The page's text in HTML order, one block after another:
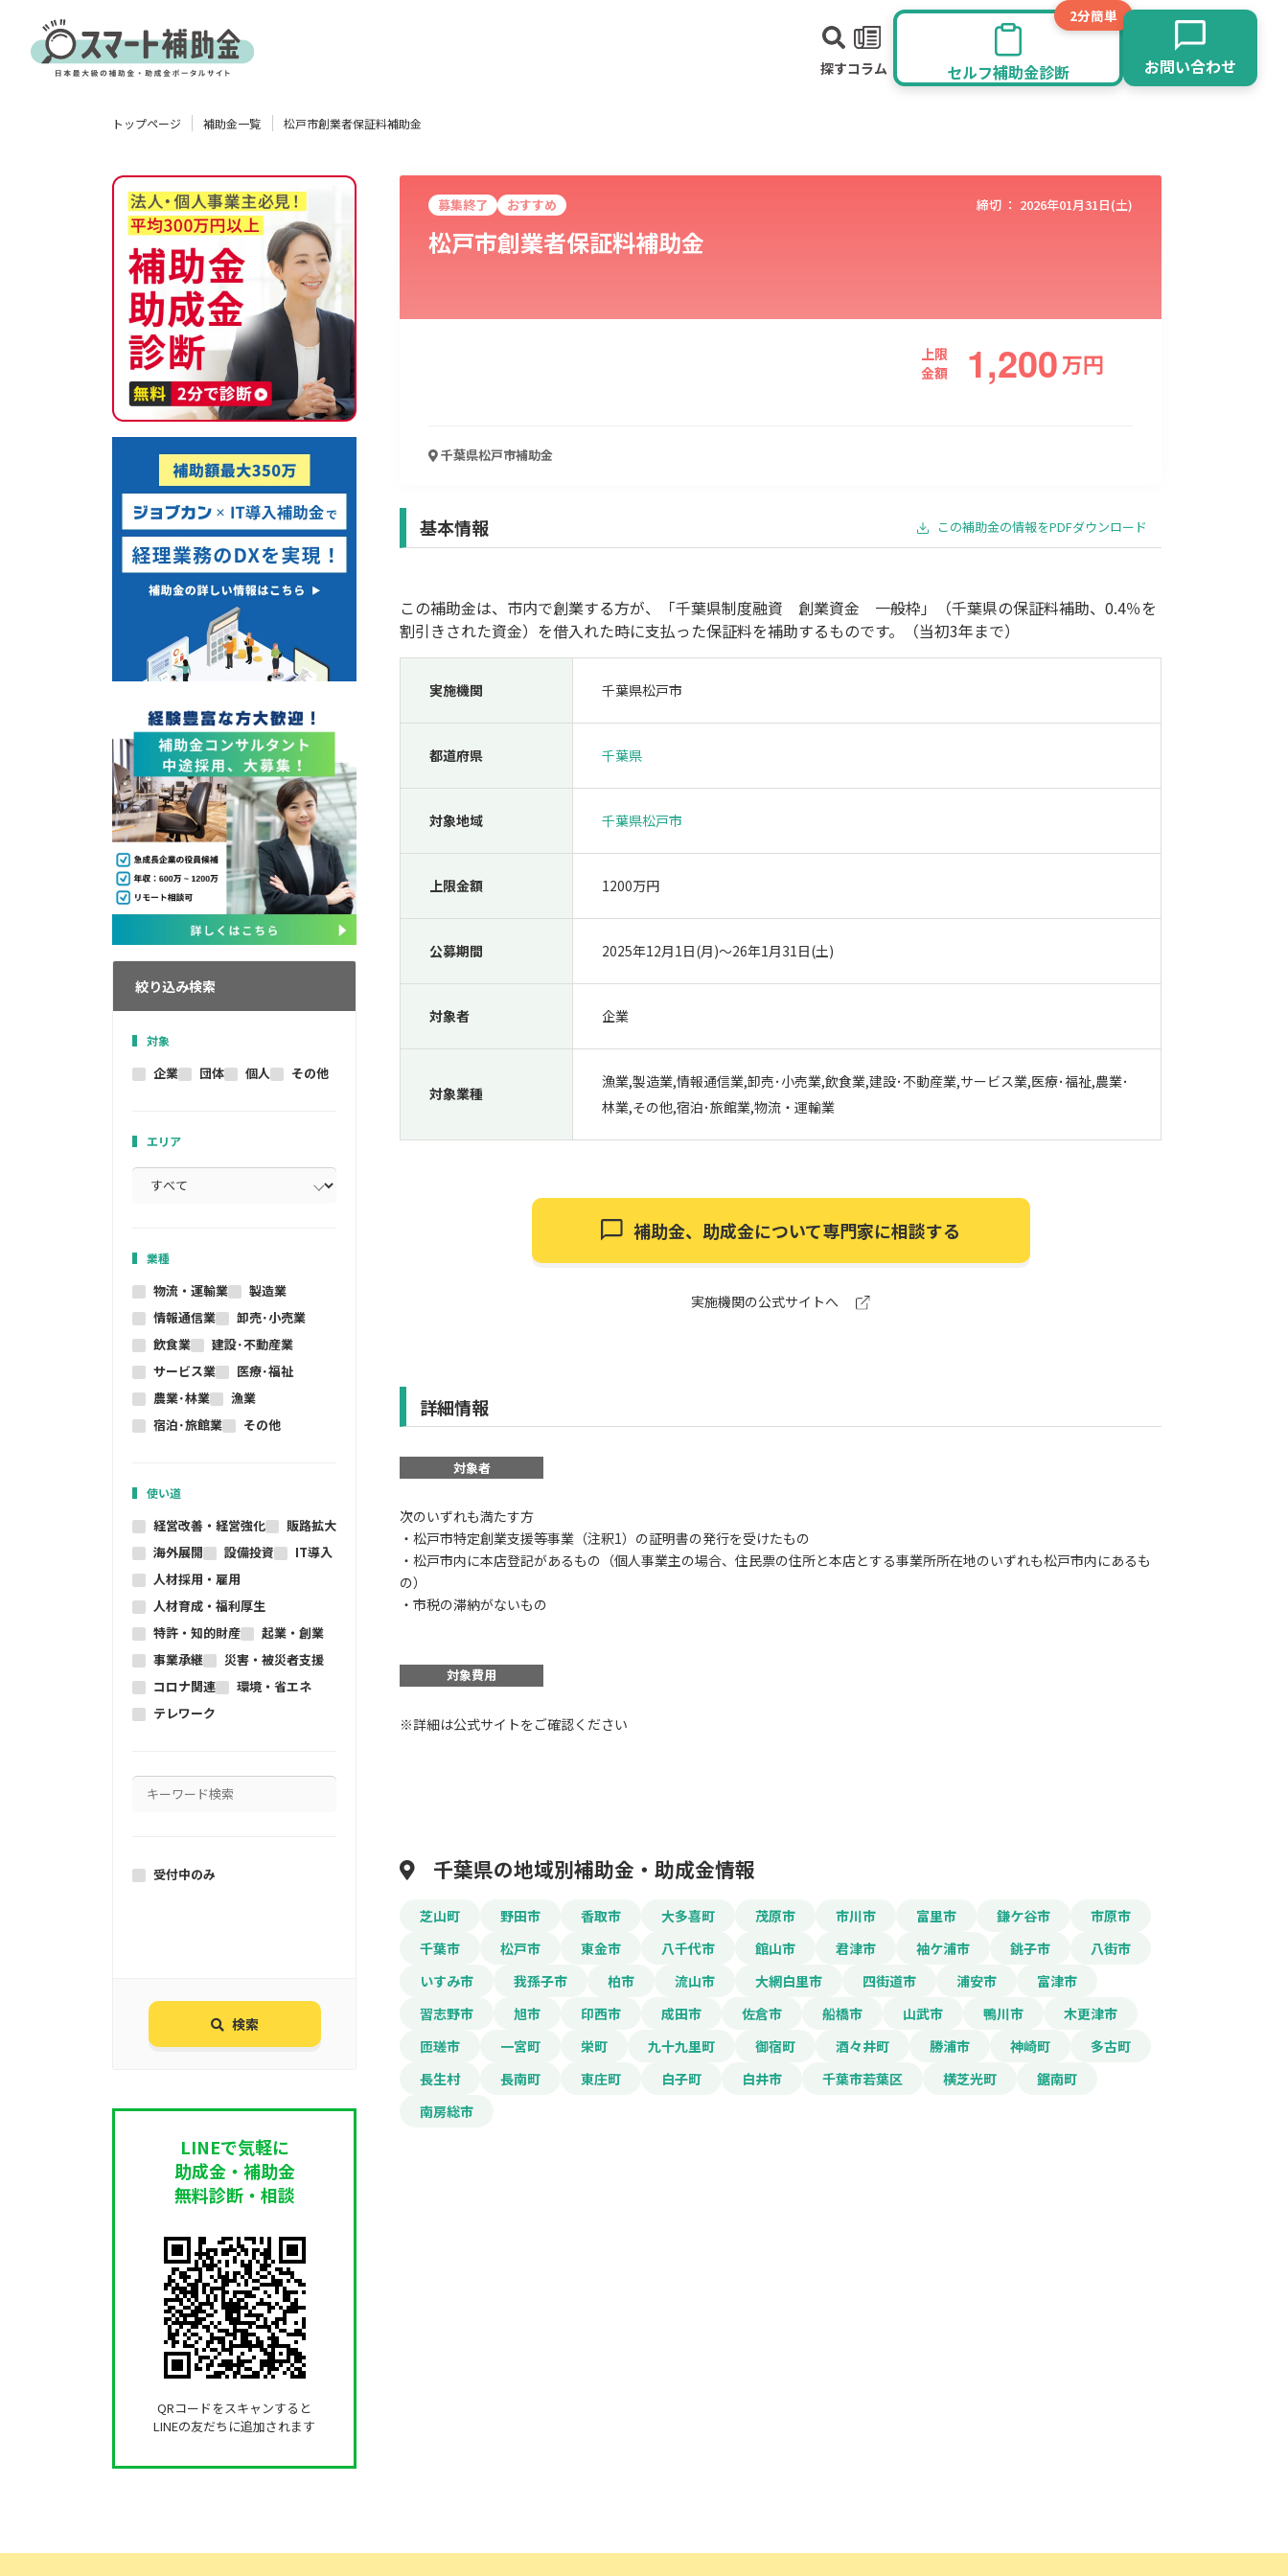
探すコラム
2分簡単
セルフ補助金診断 お問い合わせ
製造業 情報通信業 卸売･小売業 その他
人材採用・雇用
トップページ 補助金一覧 松戸市創業者保証料補助金
絞り込み検索
対象
企業 団体 個人 その他
エリア
業種
物流・運輸業
製造業
情報通信業
卸売･小売業
飲食業
建設･不動産業
サービス業
医療･福祉
農業･林業
漁業
宿泊･旅館業
その他
使い道
経営改善・経営強化
販路拡大
海外展開
設備投資
IT導入
人材採用・雇用
人材育成・福利厚生
特許・知的財産
起業・創業
事業承継
災害・被災者支援
コロナ関連
環境・省エネ
テレワーク
受付中のみ
検索
LINEで気軽に
助成金・補助金
無料診断・相談
QRコードをスキャンすると
LINEの友だちに追加されます
募集終了 おすすめ 締切 ： 2026年01月31日(土)
松戸市創業者保証料補助金
上限
金額
1,200万円
千葉県松戸市補助金
基本情報 この補助金の情報をPDFダウンロード
この補助金は、市内で創業する方が、「千葉県制度融資 創業資金 一般枠」（千葉県の保証料補助、0.4％を
割引きされた資金）を借入れた時に支払った保証料を補助するものです。（当初3年まで）
実施機関 千葉県松戸市
都道府県 千葉県
対象地域 千葉県松戸市
上限金額 1200万円
公募期間 2025年12月1日(月)〜26年1月31日(土)
対象者 企業
対象業種
漁業,製造業,情報通信業,卸売･小売業,飲食業,建設･不動産業,サービス業,医療･福祉,農業･
林業,その他,宿泊･旅館業,物流・運輸業
補助金、助成金について専門家に相談する
実施機関の公式サイトへ
詳細情報
対象者
次のいずれも満たす方
・松戸市特定創業支援等事業（注釈1）の証明書の発行を受けたもの
・松戸市内に本店登記があるもの（個人事業主の場合、住民票の住所と本店とする事業所所在地のいずれも松戸市内にあるも
の）
・市税の滞納がないもの
対象費用
※詳細は公式サイトをご確認ください
千葉県の地域別補助金・助成金情報
芝山町 野田市 香取市 大多喜町 茂原市 市川市 富里市 鎌ケ谷市
市原市
千葉市
松戸市 東金市 八千代市 館山市 君津市 袖ケ浦市 銚子市
八街市
いすみ市
我孫子市 柏市 流山市 大網白里市 四街道市 浦安市
富津市
習志野市
旭市 印西市 成田市 佐倉市 船橋市 山武市 鴨川市
木更津市
匝瑳市
一宮町 栄町 九十九里町 御宿町 酒々井町 勝浦市 神崎町
多古町
長生村
長南町 東庄町 白子町 白井市 千葉市若葉区 横芝光町
鋸南町
南房総市
松戸市創業者保証料補助金
会社名